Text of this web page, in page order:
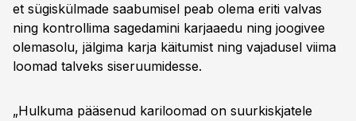
et sügiskülmade saabumisel peab olema eriti valvas
ning kontrollima sagedamini karjaaedu ning joogivee
olemasolu, jälgima karja käitumist ning vajadusel viima
loomad talveks siseruumidesse.
„Hulkuma pääsenud kariloomad on suurkiskjatele